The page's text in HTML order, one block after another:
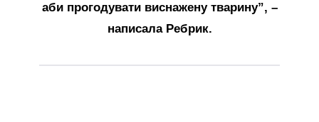
аби прогодувати виснажену тварину”, –
написала Ребрик.